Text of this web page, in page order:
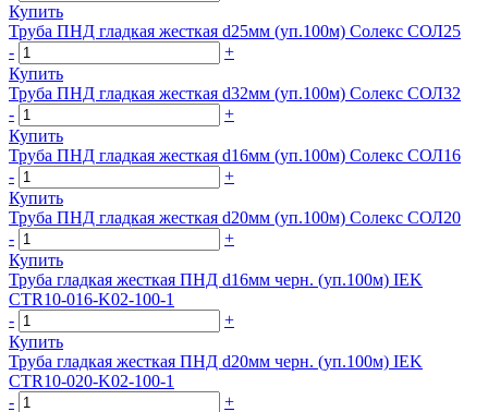
Купить
Труба ПНД гладкая жесткая d25мм (уп.100м) Солекс СОЛ25
-
+
Купить
Труба ПНД гладкая жесткая d32мм (уп.100м) Солекс СОЛ32
-
+
Купить
Труба ПНД гладкая жесткая d16мм (уп.100м) Солекс СОЛ16
-
+
Купить
Труба ПНД гладкая жесткая d20мм (уп.100м) Солекс СОЛ20
-
+
Купить
Труба гладкая жесткая ПНД d16мм черн. (уп.100м) IEK
CTR10-016-K02-100-1
-
+
Купить
Труба гладкая жесткая ПНД d20мм черн. (уп.100м) IEK
CTR10-020-K02-100-1
-
+